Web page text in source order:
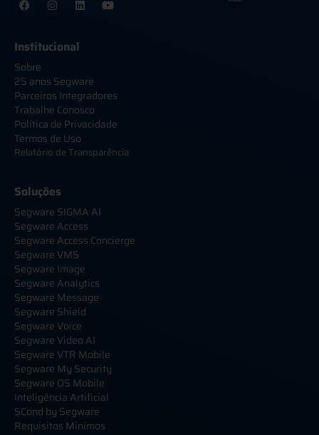
Institucional
Sobre
25 anos Segware
Parceiros Integradores
Trabalhe Conosco
Política de Privacidade
Termos de Uso
Relatório de Transparência
Soluções
Segware SIGMA AI
Segware Access
Segware Access Concierge
Segware VMS
Segware Image
Segware Analytics
Segware Message
Segware Shield
Segware Voice
Segware Video AI
Segware VTR Mobile
Segware My Security
Segware OS Mobile
Inteligência Artificial
SCond by Segware
Requisitos Minímos